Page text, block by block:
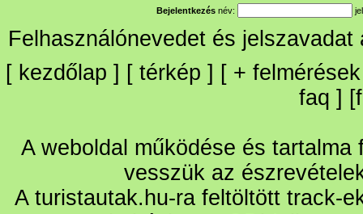
Bejelentkezés név:
Felhasználónevedet és
[ kezdőlap ] [ térkép ] [ + felmérések
faq ] [
A weboldal működése és
vesszük az
A turistautak.hu-ra feltöltött track-